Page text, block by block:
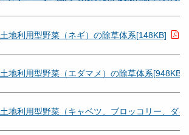
土地利用型野菜（ネギ）の除草体系[148KB]
土地利用型野菜（エダマメ）の除草体系[948KB]
土地利用型野菜（キャベツ、ブロッコリー、ダ